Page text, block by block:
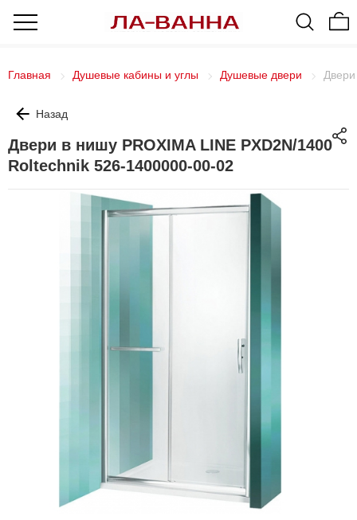
Главная Душевые кабины и углы Душевые двери
Назад
Двери в нишу PROXIMA LINE PXD2N/1400
Roltechnik 526-1400000-00-02